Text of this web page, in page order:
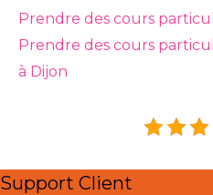
Prendre des cours
Prendre des cours
à Dijon
Support Client